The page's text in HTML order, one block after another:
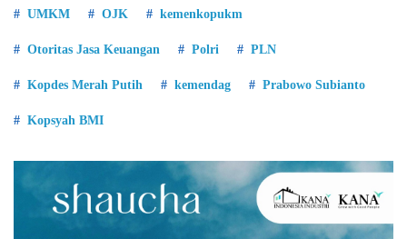
UMKM OJK kemenkopukm
Otoritas Jasa Keuangan Polri PLN
Kopdes Merah Putih kemendag Prabowo Subianto
Kopsyah BMI